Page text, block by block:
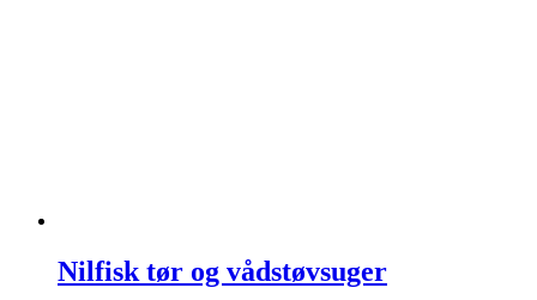
Nilfisk tør og vådstøvsuger